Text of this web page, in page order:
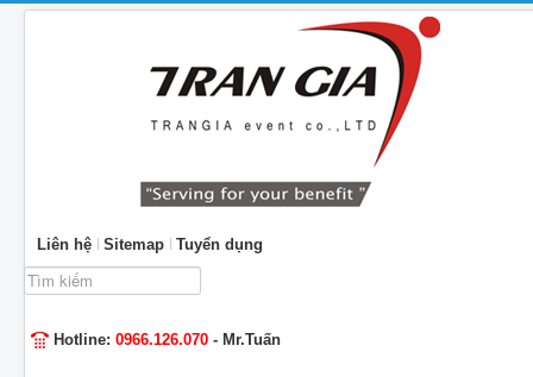
Liên hệ Sitemap
Tuyển dụng
Tìm
kiếm...
Hotline: 0966.126.070 - Mr.Tuấn